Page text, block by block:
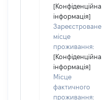
[Конфіденційна
інформація]
Зареєстроване
місце
проживання:
[Конфіденційна
інформація]
Місце
фактичного
проживання: